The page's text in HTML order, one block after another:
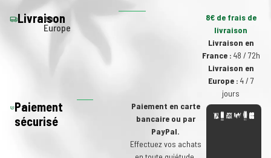
Livraison
en
Europe
8€ de frais de
livraison
Livraison en
France : 48 / 72h
Livraison en
Europe : 4 / 7
jours
Paiement
sécurisé
Paiement en carte
bancaire ou par
PayPal.
Effectuez vos achats